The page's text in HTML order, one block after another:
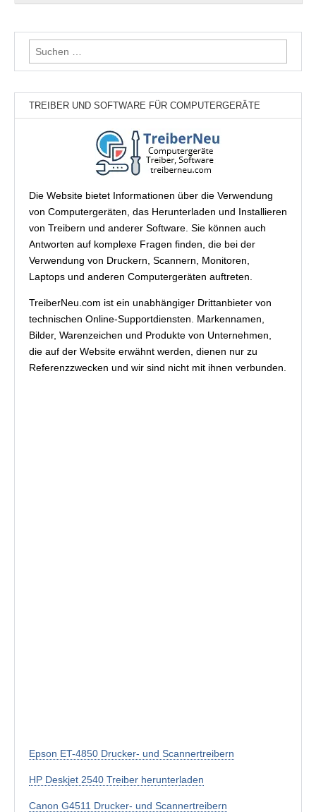
Suchen
nach:
TREIBER UND SOFTWARE FÜR COMPUTERGERÄTE
Die Website bietet Informationen über die Verwendung
von Computergeräten, das Herunterladen und Installieren
von Treibern und anderer Software. Sie können auch
Antworten auf komplexe Fragen finden, die bei der
Verwendung von Druckern, Scannern, Monitoren,
Laptops und anderen Computergeräten auftreten.
TreiberNeu.com ist ein unabhängiger Drittanbieter von
technischen Online-Supportdiensten. Markennamen,
Bilder, Warenzeichen und Produkte von Unternehmen,
die auf der Website erwähnt werden, dienen nur zu
Referenzzwecken und wir sind nicht mit ihnen verbunden.
Epson ET-4850 Drucker- und Scannertreibern
HP Deskjet 2540 Treiber herunterladen
Canon G4511 Drucker- und Scannertreibern